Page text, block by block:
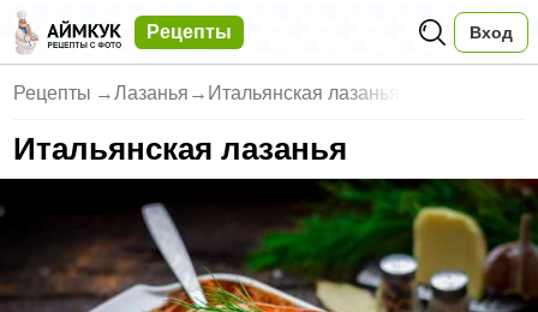
Рецепты Вход
Рецепты →Лазанья → Итальянская лазанья
Итальянская лазанья